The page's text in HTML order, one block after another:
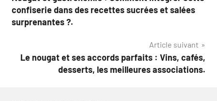
de
l’article
confiserie dans des recettes sucrées et salées
surprenantes ?.
Article suivant
Le nougat et ses accords parfaits : Vins, cafés,
desserts, les meilleures associations.